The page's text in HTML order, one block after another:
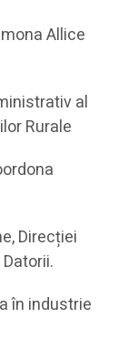
Allice
al
Rurale
Direcției
în industrie